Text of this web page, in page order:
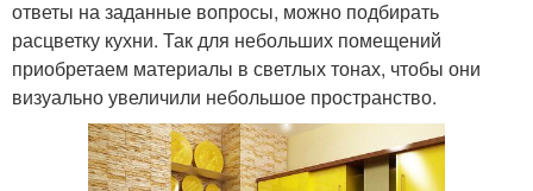
ответы на заданные вопросы, можно подбирать
расцветку кухни. Так для небольших помещений
приобретаем материалы в светлых тонах, чтобы они
визуально увеличили небольшое пространство.